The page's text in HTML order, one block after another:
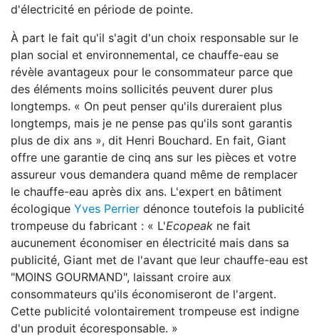
d'électricité en période de pointe.
À part le fait qu'il s'agit d'un choix responsable sur le
plan social et environnemental, ce chauffe-eau se
révèle avantageux pour le consommateur parce que
des éléments moins sollicités peuvent durer plus
longtemps. « On peut penser qu'ils dureraient plus
longtemps, mais je ne pense pas qu'ils sont garantis
plus de dix ans », dit Henri Bouchard. En fait, Giant
offre une garantie de cinq ans sur les pièces et votre
assureur vous demandera quand même de remplacer
le chauffe-eau après dix ans. L'expert en bâtiment
écologique Yves Perrier dénonce toutefois la publicité
trompeuse du fabricant : « L'Ecopeak ne fait
aucunement économiser en électricité mais dans sa
publicité, Giant met de l'avant que leur chauffe-eau est
"MOINS GOURMAND", laissant croire aux
consommateurs qu'ils économiseront de l'argent.
Cette publicité volontairement trompeuse est indigne
d'un produit écoresponsable. »